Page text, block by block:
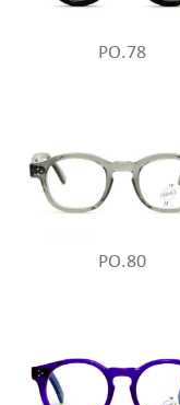
PO.78
PO.80